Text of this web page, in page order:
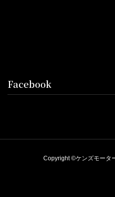
Facebook
Copyright ©ケンズモータ